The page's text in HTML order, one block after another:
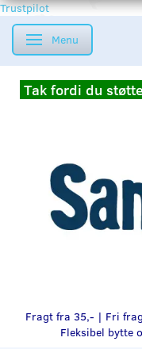
Trustpilot
Skifte navigation
Menu
Tak fordi du
Fragt fra 35,- | Fri
Fleksibel bytte